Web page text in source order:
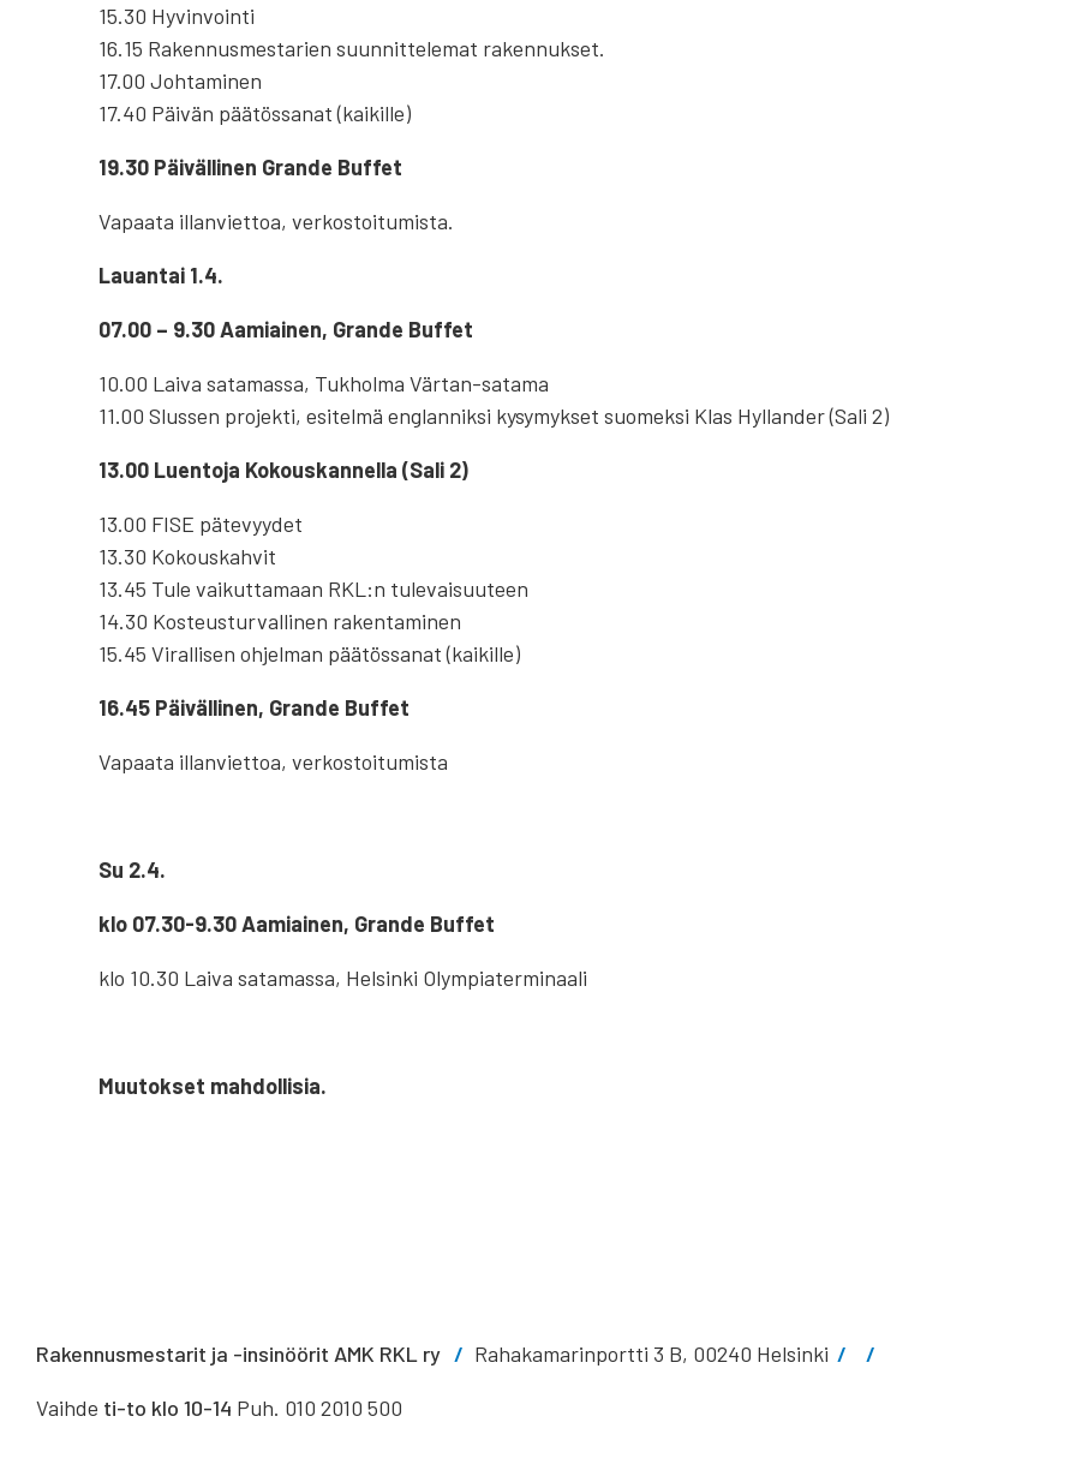
15.30 Hyvinvointi
16.15 Rakennusmestarien suunnittelemat rakennukset.
17.00 Johtaminen
17.40 Päivän päätössanat (kaikille)
19.30 Päivällinen Grande Buffet
Vapaata illanviettoa, verkostoitumista.
Lauantai 1.4.
07.00 – 9.30 Aamiainen, Grande Buffet
10.00 Laiva satamassa, Tukholma Värtan-satama
11.00 Slussen projekti, esitelmä englanniksi kysymykset suomeksi Klas Hyllander (Sali 2)
13.00 Luentoja Kokouskannella (Sali 2)
13.00 FISE pätevyydet
13.30 Kokouskahvit
13.45 Tule vaikuttamaan RKL:n tulevaisuuteen
14.30 Kosteusturvallinen rakentaminen
15.45 Virallisen ohjelman päätössanat (kaikille)
16.45 Päivällinen, Grande Buffet
Vapaata illanviettoa, verkostoitumista
Su 2.4.
klo 07.30-9.30 Aamiainen, Grande Buffet
klo 10.30 Laiva satamassa, Helsinki Olympiaterminaali
Muutokset mahdollisia.
Rakennusmestarit ja -insinöörit AMK RKL ry Rahakamarinportti 3 B, 00240 Helsinki
Vaihde ti-to klo 10-14 Puh. 010 2010 500